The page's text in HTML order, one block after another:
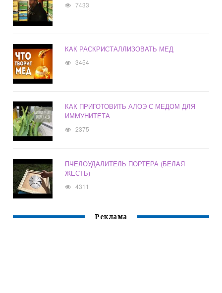
7433
КАК РАСКРИСТАЛЛИЗОВАТЬ МЕД
3454
КАК ПРИГОТОВИТЬ АЛОЭ С МЕДОМ ДЛЯ
ИММУНИТЕТА
2375
ПЧЕЛОУДАЛИТЕЛЬ ПОРТЕРА (БЕЛАЯ
ЖЕСТЬ)
4311
Реклама